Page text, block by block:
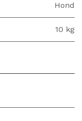
Hond
10 kg